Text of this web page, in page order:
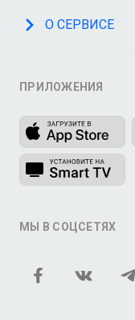
О СЕРВИСЕ
ПРИЛОЖЕНИЯ
МЫ В СОЦСЕТЯХ